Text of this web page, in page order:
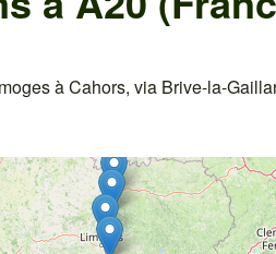
à Cahors, via Brive-la-